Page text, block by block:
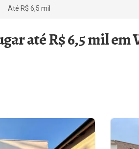
Até R$ 6,5 mil
até R$ 6,5 mil em